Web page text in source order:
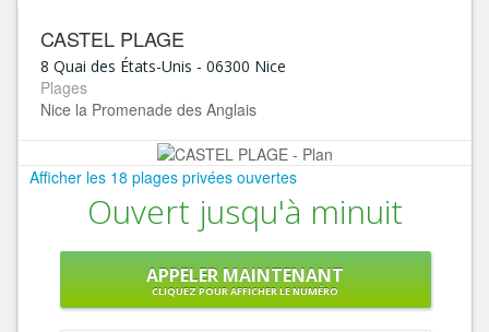
CASTEL PLAGE
8 Quai des États-Unis - 06300 Nice
Plages
Nice la Promenade des Anglais
Afficher les 18 plages privées ouvertes
Ouvert jusqu'à minuit
APPELER MAINTENANT
CLIQUEZ POUR AFFICHER LE NUMÉRO